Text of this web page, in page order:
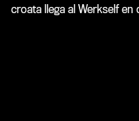
croata llega al Werkself